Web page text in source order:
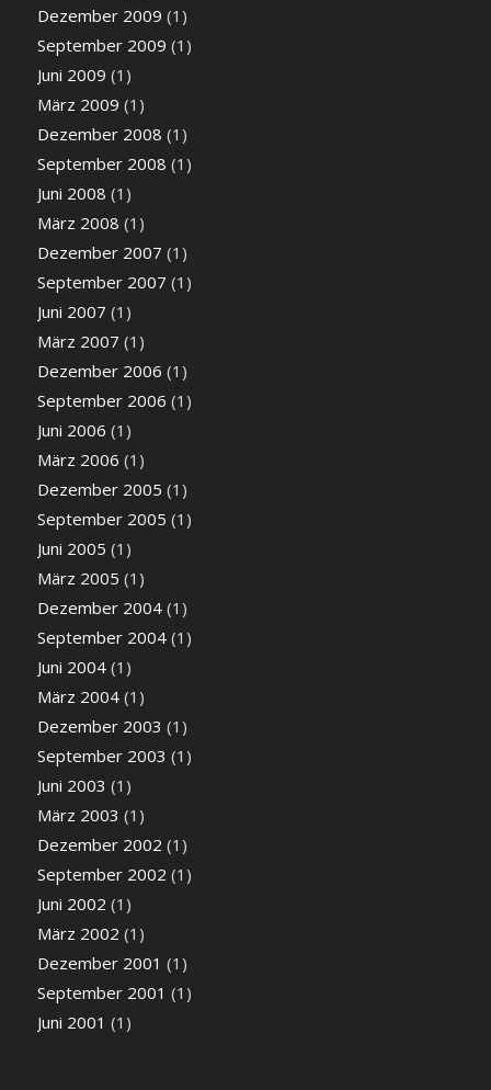
Dezember 2009 (1)
September 2009 (1)
Juni 2009 (1)
März 2009 (1)
Dezember 2008 (1)
September 2008 (1)
Juni 2008 (1)
März 2008 (1)
Dezember 2007 (1)
September 2007 (1)
Juni 2007 (1)
März 2007 (1)
Dezember 2006 (1)
September 2006 (1)
Juni 2006 (1)
März 2006 (1)
Dezember 2005 (1)
September 2005 (1)
Juni 2005 (1)
März 2005 (1)
Dezember 2004(1)
September 2004(1)
Juni 2004(1)
März 2004(1)
Dezember 2003 (1)
September 2003 (1)
Juni 2003 (1)
März 2003 (1)
Dezember 2002 (1)
September 2002 (1)
Juni 2002 (1)
März 2002 (1)
Dezember 2001 (1)
September 2001 (1)
Juni 2001 (1)